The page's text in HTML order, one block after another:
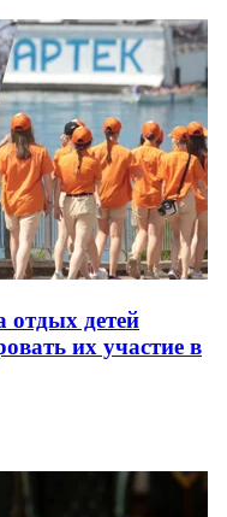
отдых детей
их участие в